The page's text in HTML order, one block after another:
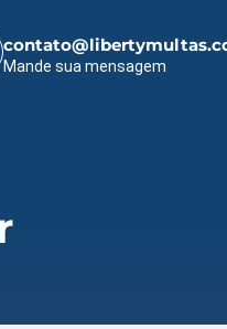
Mande sua mensagem